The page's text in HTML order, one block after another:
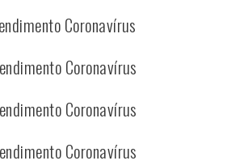
Coronavírus
Coronavírus
Coronavírus
Coronavírus